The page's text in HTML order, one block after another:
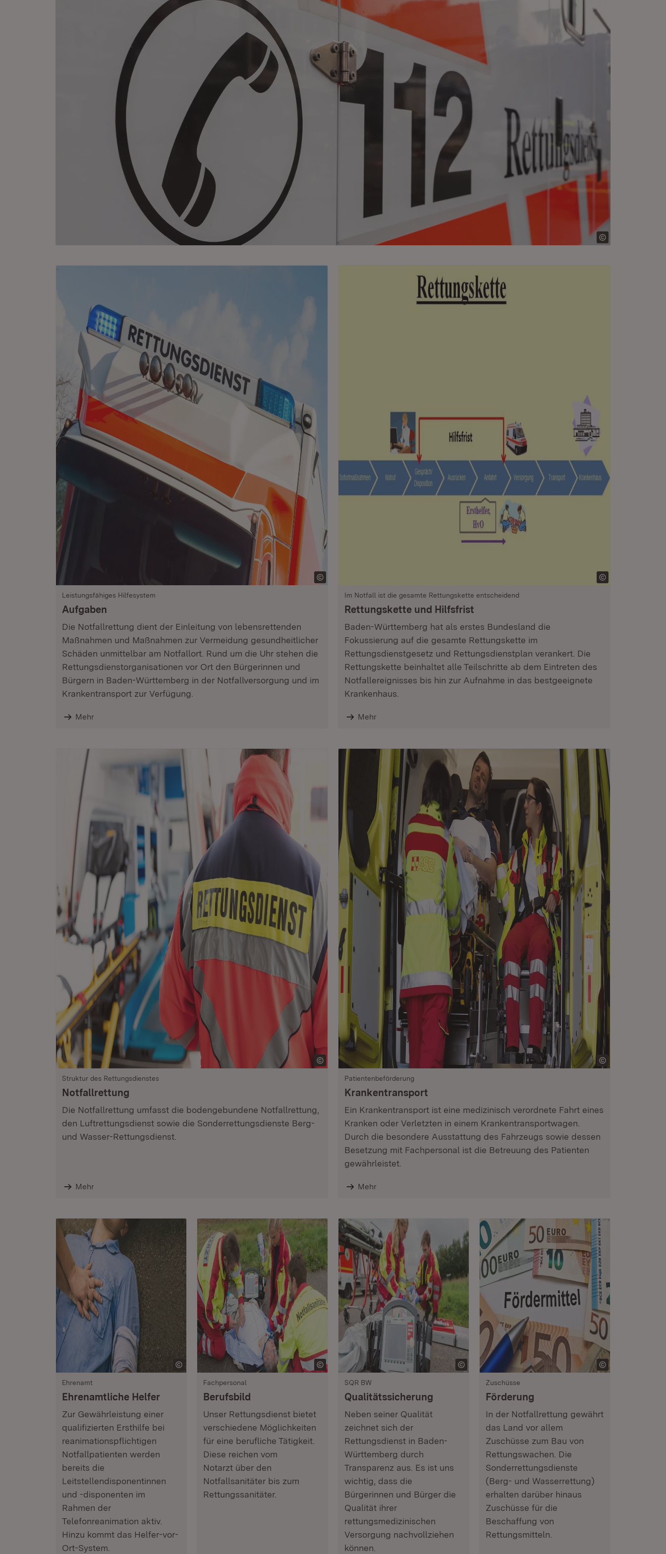
Leistungsfähiges Hilfesystem
Aufgaben
Die Notfallrettung dient der Einleitung von lebensrettenden
Maßnahmen und Maßnahmen zur Vermeidung gesundheitlicher
Schäden unmittelbar am Notfallort. Rund um die Uhr stehen die
Rettungsdienstorganisationen vor Ort den Bürgerinnen und
Bürgern in Baden-Württemberg in der Notfallversorgung und im
Krankentransport zur Verfügung.
Mehr
Im Notfall ist die gesamte Rettungskette entscheidend
Rettungskette und Hilfsfrist
Baden-Württemberg hat als erstes Bundesland die
Fokussierung auf die gesamte Rettungskette im
Rettungsdienstgesetz und Rettungsdienstplan verankert. Die
Rettungskette beinhaltet alle Teilschritte ab dem Eintreten des
Notfallereignisses bis hin zur Aufnahme in das bestgeeignete
Krankenhaus.
Mehr
Struktur des Rettungsdienstes
Notfallrettung
Die Notfallrettung umfasst die bodengebundene Notfallrettung,
den Luftrettungsdienst sowie die Sonderrettungsdienste Berg-
und Wasser-Rettungsdienst.
Mehr
Patientenbeförderung
Krankentransport
Ein Krankentransport ist eine medizinisch verordnete Fahrt eines
Kranken oder Verletzten in einem Krankentransportwagen.
Durch die besondere Ausstattung des Fahrzeugs sowie dessen
Besetzung mit Fachpersonal ist die Betreuung des Patienten
gewährleistet.
Mehr
Ehrenamt
Ehrenamtliche Helfer
Zur Gewährleistung einer
qualifizierten Ersthilfe bei
reanimationspflichtigen
Notfallpatienten werden
bereits die
Leitstellendisponentinnen
und -disponenten im
Rahmen der
Telefonreanimation aktiv.
Hinzu kommt das Helfer-vor-
Ort-System.
Fachpersonal
Berufsbild
Unser Rettungsdienst bietet
verschiedene Möglichkeiten
für eine berufliche Tätigkeit.
Diese reichen vom
Notarzt über den
Notfallsanitäter bis zum
Rettungssanitäter.
SQR BW
Qualitätssicherung
Neben seiner Qualität
zeichnet sich der
Rettungsdienst in Baden-
Württemberg durch
Transparenz aus. Es ist uns
wichtig, dass die
Bürgerinnen und Bürger die
Qualität ihrer
rettungsmedizinischen
Versorgung nachvollziehen
können.
Zuschüsse
Förderung
In der Notfallrettung gewährt
das Land vor allem
Zuschüsse zum Bau von
Rettungswachen. Die
Sonderrettungsdienste
(Berg- und Wasserrettung)
erhalten darüber hinaus
Zuschüsse für die
Beschaffung von
Rettungsmitteln.